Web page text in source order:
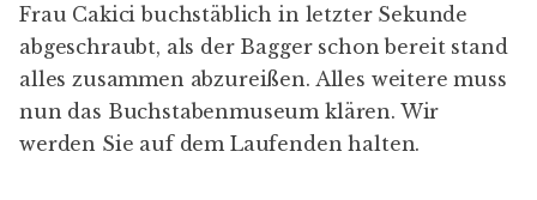
Frau Cakici buchstäblich in letzter Sekunde
abgeschraubt, als der Bagger schon bereit stand
alles zusammen abzureißen. Alles weitere muss
nun das Buchstabenmuseum klären. Wir
werden Sie auf dem Laufenden halten.